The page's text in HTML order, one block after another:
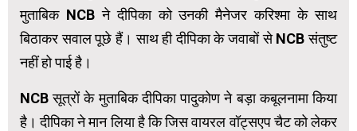
मुताबिक NCB ने दीपिका को उनकी मैनेजर करिश्मा के साथ
बिठाकर सवाल पूछे हैं। साथ ही दीपिका के जवाबों से NCB संतुष्ट
नहीं हो पाई है।
NCB सूत्रों के मुताबिक दीपिका पादुकोण ने बड़ा कबूलनामा किया
है। दीपिका ने मान लिया है कि जिस वायरल वॉट्सएप चैट को लेकर